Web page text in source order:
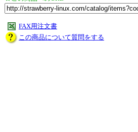
FAX用注文書
この商品について質問をする